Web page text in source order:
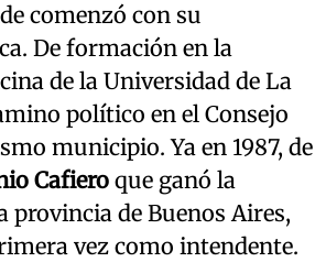
comenzó con su
De formación en la
de la Universidad de La
político en el Consejo
municipio. Ya en 1987, de
Cafiero que ganó la
provincia de Buenos Aires,
vez como intendente.